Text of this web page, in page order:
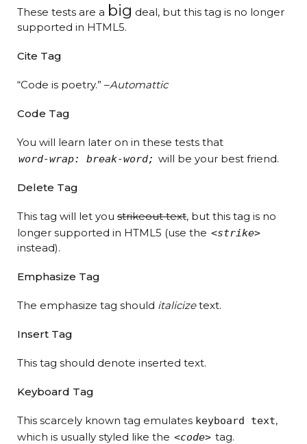
These tests are a big deal, but this tag is no longer
supported in HTML5.
Cite Tag
“Code is poetry.” –Automattic
Code Tag
You will learn later on in these tests that
word-wrap: break-word; will be your best friend.
Delete Tag
This tag will let you strikeout text, but this tag is no
longer supported in HTML5 (use the <strike>
instead).
Emphasize Tag
The emphasize tag should italicizetext.
Insert Tag
This tag should denote inserted text.
Keyboard Tag
This scarcely known tag emulates keyboard text,
which is usually styled like the <code> tag.